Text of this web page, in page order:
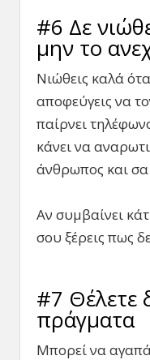
#6 Δε
μην το
Νιώθεις καλά
αποφεύγεις να
παίρνει
κάνει να
άνθρωπος και σα
Αν συμβαίνει
σου ξέρεις πως
#7 Θέλετε
πράγματα
Μπορεί να